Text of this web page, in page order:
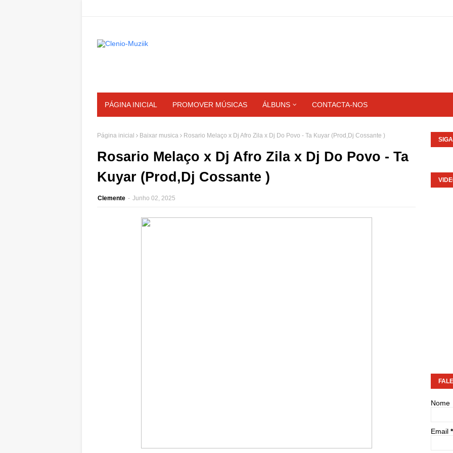
PÁGINA INICIAL PROMOVER MÚSICAS ÁLBUNS CONTACTA-NOS
Página inicial Baixar musica Rosario Melaço x Dj Afro Zila x Dj Do Povo - Ta Kuyar (Prod,Dj Cossante )
Rosario Melaço x Dj Afro Zila x Dj Do Povo - Ta
Kuyar (Prod,Dj Cossante )
Clemente - Junho 02, 2025
Nome
Email *